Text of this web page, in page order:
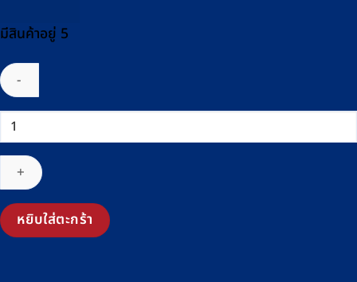
มีสินค้าอยู่ 5
จำนวน
เครื่อง
ชั่ง
หนัก
วัด
ส่วน
หยิบใส่ตะกร้า